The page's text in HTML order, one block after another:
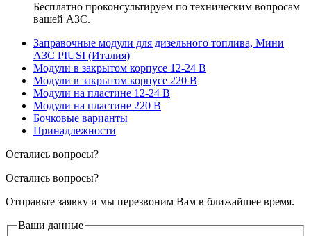
Бесплатно проконсультируем по техническим вопросам
вашей АЗС.
Заправочные модули для дизельного топлива, Мини
АЗС PIUSI (Италия)
Модули в закрытом корпусе 12-24 В
Модули в закрытом корпусе 220 В
Модули на пластине 12-24 В
Модули на пластине 220 В
Бочковые варианты
Принадлежности
Остались вопросы?
Остались вопросы?
Отправьте заявку и мы перезвоним Вам в ближайшее время.
Ваши данные